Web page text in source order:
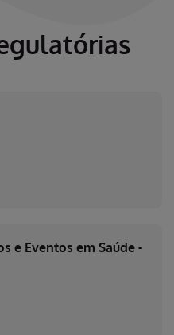
e Eventos em Saúde -